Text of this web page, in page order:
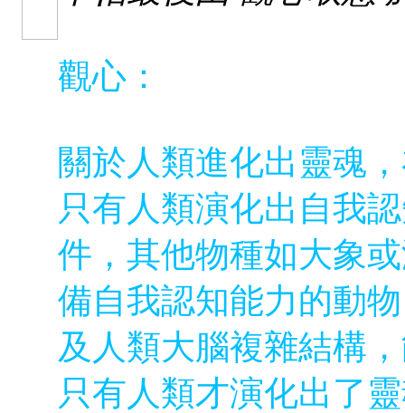
觀心：
關於人類進化出靈魂
只有人類演化出自我
件，其他物種如大象
備自我認知能力的動
及人類大腦複雜結構
只有人類才演化出了